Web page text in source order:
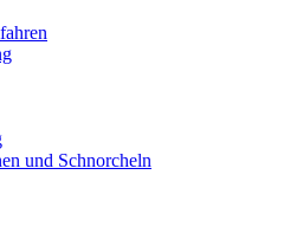
und Schnorcheln